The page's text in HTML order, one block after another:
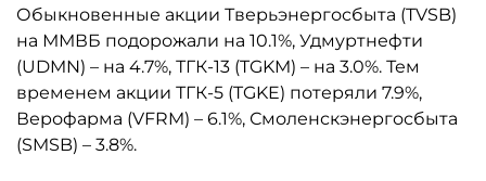
Обыкновенные акции Тверьэнергосбыта (TVSB)
на ММВБ подорожали на 10.1%, Удмуртнефти
(UDMN) – на 4.7%, ТГК-13 (TGKM) – на 3.0%. Тем
временем акции ТГК-5 (TGKE) потеряли 7.9%,
Верофарма (VFRM) – 6.1%, Смоленскэнергосбыта
(SMSB) – 3.8%.